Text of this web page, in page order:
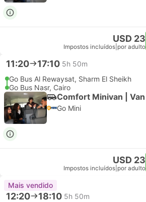
USD 23
Impostos incluídos por adulto
11:20 17:10 5h 50m
Go Bus Al Rewaysat, Sharm El Sheikh
Go Bus Nasr, Cairo
Comfort Minivan | Van
Go Mini
USD 23
Impostos incluídos por adulto
Mais vendido
12:20 18:10 5h 50m